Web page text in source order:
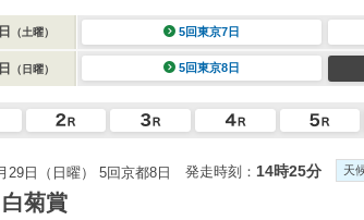
（土曜） 5回東京7日
（日曜） 5回東京8日
29日（日曜） 5回京都8日 発走時刻： 14時25分 天
白菊賞